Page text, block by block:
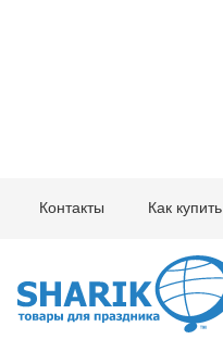
Контакты Как купить
Расширенный поиск
Шары латексные